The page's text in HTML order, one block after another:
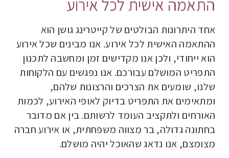
התאמה אישית לכל אירוע
אחד היתרונות הבולטים של קייטרינג גושן הוא
ההתאמה האישית לכל אירוע. אנו מבינים שכל אירוע
הוא ייחודי, ולכן אנו מקדישים זמן ומחשבה לתכנון
התפריט המושלם עבורכם. אנו נפגשים עם הלקוחות
שלנו, שומעים את הצרכים והרצונות שלהם,
ומתאימים את התפריט בדיוק לאופי האירוע, לכמות
האורחים ולתקציב העומד לרשותם. בין אם מדובר
בחתונה גדולה, בר מצווה משפחתית, או אירוע חברה
מצומצם, אנו נדאג שהאוכל יהיה מושלם.